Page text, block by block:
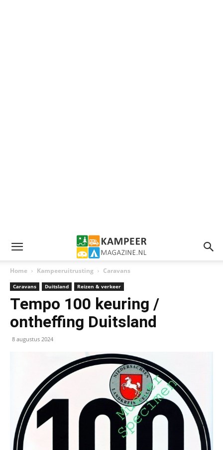
Home Kampeeruitrusting Caravans
Caravans Duitsland Reizen & verkeer
Tempo 100 keuring /
ontheffing Duitsland
8 augustus 2024